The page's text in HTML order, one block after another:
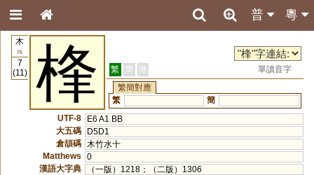
粵
普
木
75
7
(11)
桻 繁 簡 港
單讀音字
繁簡對應
繁
簡
UTF-8
E6 A1 BB
大五碼
D5D1
倉頡碼
木竹水十
Matthews
0
漢語大字典
（一版）1218；（二版）1306